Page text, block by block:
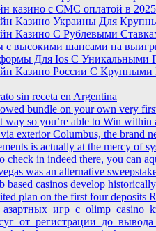
казино с СМС оплатой в
Казино Украины Для
Казино С Рублевыми
с высокими шансами на
Для Ios С Уникальными
Казино России С
sin receta en Argentina
bundle on your own very
way so you’re able to Win
exterior Columbus, the brand
is actually at the mercy of
check in indeed there, you can
was an alternative
based casinos develop
plan on the first four deposits